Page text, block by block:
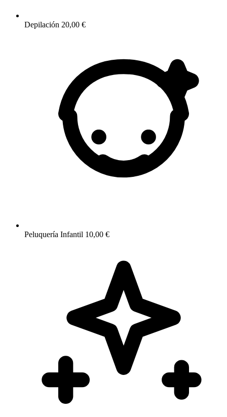
Depilación 20,00 €
Peluquería Infantil 10,00 €